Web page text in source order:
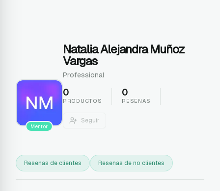
Mentor
Natalia Alejandra Muñoz
Vargas
Professional
0
PRODUCTOS
0
RESENAS
Seguir
Resenas de clientes Resenas de no clientes